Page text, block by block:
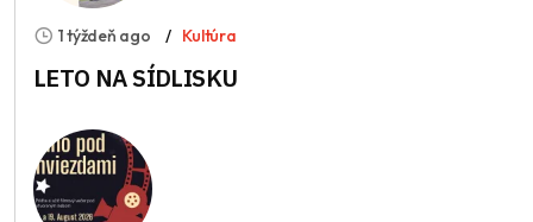
1 týždeň ago Kultúra
LETO NA SÍDLISKU